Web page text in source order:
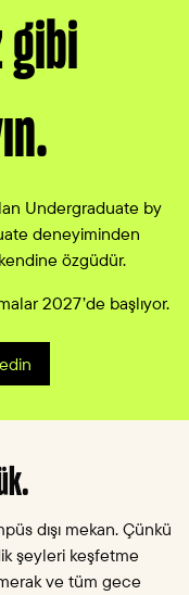
Undergraduate by
deneyiminden
özgüdür.
2027’de başlıyor.
dışı mekan. Çünkü
şeyleri keşfetme
ve tüm gece